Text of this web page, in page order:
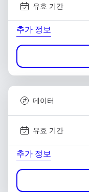
유효 기간
추가 정보
데이터
유효 기간
추가 정보